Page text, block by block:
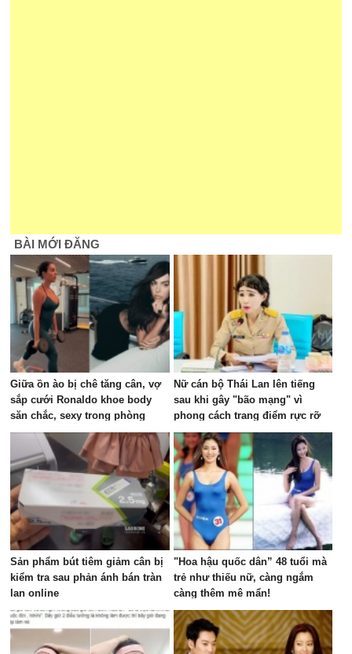
BÀI MỚI ĐĂNG
Giữa ồn ào bị chê tăng cân, vợ
sắp cưới Ronaldo khoe body
săn chắc, sexy trong phòng
gym, visual đủ sức dập tắt mọi
lời chê bai
Nữ cán bộ Thái Lan lên tiếng
sau khi gây "bão mạng" vì
phong cách trang điểm rực rỡ
trong cuộc họp ngân sách
Sản phẩm bút tiêm giảm cân bị
kiểm tra sau phản ánh bán tràn
lan online
"Hoa hậu quốc dân” 48 tuổi mà
trẻ như thiếu nữ, càng ngắm
càng thêm mê mẩn!